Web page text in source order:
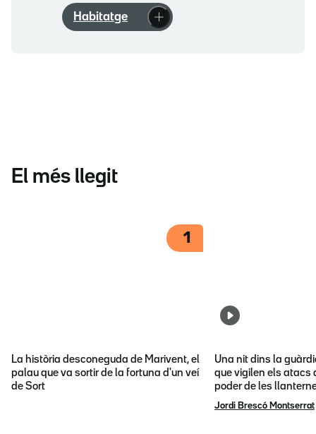
Habitatge
El més llegit
1
La història desconeguda de Marivent, el
palau que va sortir de la fortuna d'un veí
de Sort
Una nit dins la
que vigilen els atacs
poder de les
Jordi Brescó Montserrat